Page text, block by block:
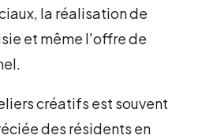
la réalisation de
et même l'offre de
créatifs est souvent
des résidents en